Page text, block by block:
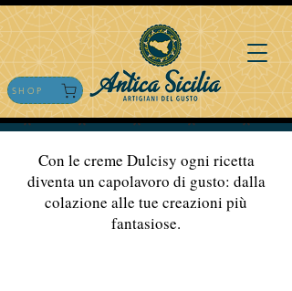
SHOP
Con le creme Dulcisy ogni ricetta
diventa un capolavoro di gusto: dalla
colazione alle tue creazioni più
fantasiose.